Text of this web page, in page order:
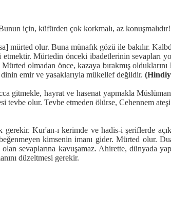
için, küfürden çok korkmalı, az
mürted olur. Buna münafık gözü ile bakılır.
Mürtedin önceki ibadetlerinin sevapları
Mürted olmadan önce, kazaya bırakmış
dinin emir ve yasaklarıyla mükellef değildir.
gitmekle, hayrat ve hasenat yapmakla
tevbe olur. Tevbe etmeden ölürse, Cehennem
Kur'an-ı kerimde ve hadis-i şeriflerde
kimsenin imanı gider. Mürted olur.
sevaplarına kavuşamaz. Ahirette, dünyada
düzeltmesi gerekir.